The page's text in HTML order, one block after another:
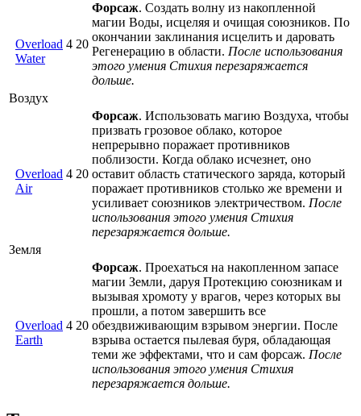
Overload
Water
4 20
Форсаж. Создать волну из накопленной
магии Воды, исцеляя и очищая союзников. По
окончании заклинания исцелить и даровать
Регенерацию в области. После использования
этого умения Стихия перезаряжается
дольше.
Воздух
Overload
Air
4 20
Форсаж. Использовать магию Воздуха, чтобы
призвать грозовое облако, которое
непрерывно поражает противников
поблизости. Когда облако исчезнет, оно
оставит область статического заряда, который
поражает противников столько же времени и
усиливает союзников электричеством. После
использования этого умения Стихия
перезаряжается дольше.
Земля
Overload
Earth
4 20
Форсаж. Проехаться на накопленном запасе
магии Земли, даруя Протекцию союзникам и
вызывая хромоту у врагов, через которых вы
прошли, а потом завершить все
обездвиживающим взрывом энергии. После
взрыва остается пылевая буря, обладающая
теми же эффектами, что и сам форсаж. После
использования этого умения Стихия
перезаряжается дольше.